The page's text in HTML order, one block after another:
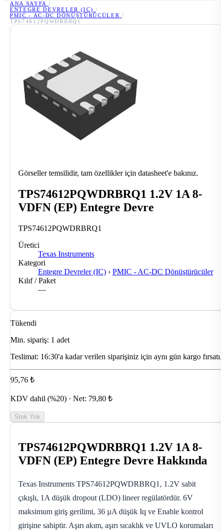
ANA SAYFA /
ENTEGRE DEVRELER (IC) /
PMIC - AC-DC DÖNÜŞTÜRÜCÜLER /
TPS74612PQWDRBRQ1
Görseller temsilidir, tam özellikler için datasheet'e bakınız.
TPS74612PQWDRBRQ1 1.2V 1A 8-
VDFN (EP) Entegre Devre
TPS74612PQWDRBRQ1
Üretici
Texas Instruments
Kategori
Entegre Devreler (IC) › PMIC - AC-DC Dönüştürücüler
Kılıf / Paket
—
Tükendi
Min. sipariş: 1 adet
Teslimat: 16:30'a kadar verilen siparişiniz için aynı gün kargo
95,76 ₺
KDV dahil (%20) · Net: 79,80 ₺
Stok Yok
TPS74612PQWDRBRQ1 1.2V 1A 8-
VDFN (EP) Entegre Devre Hakkında
Texas Instruments TPS74612PQWDRBRQ1, 1.2V sabit
çıkışlı, 1A düşük dropout (LDO) lineer regülatördür. 6V
maksimum giriş gerilimi, 36 µA düşük Iq ve Enable kontrol
girişine sahiptir. Aşırı akım, aşırı sıcaklık ve UVLO korumaları